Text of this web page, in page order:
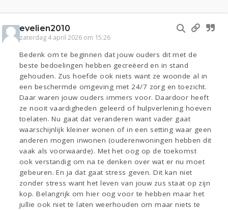
evelien2010
zaterdag 4 april 2026 om 15:26
Bedenk om te beginnen dat jouw ouders dit met de
beste bedoelingen hebben gecreëerd en in stand
gehouden. Zus hoefde ook niets want ze woonde al in
een beschermde omgeving met 24/7 zorg en toezicht.
Daar waren jouw ouders immers voor. Daardoor heeft
ze nooit vaardigheden geleerd of hulpverlening hoeven
toelaten. Nu gaat dat veranderen want vader gaat
waarschijnlijk kleiner wonen of in een setting waar geen
anderen mogen inwonen (ouderenwoningen hebben dit
vaak als voorwaarde). Met het oog op de toekomst
ook verstandig om na te denken over wat er nu moet
gebeuren. En ja dat gaat stress geven. Dit kan niet
zonder stress want het leven van jouw zus staat op zijn
kop. Belangrijk om hier oog voor te hebben maar het
jullie ook niet te laten weerhouden om maar niets te